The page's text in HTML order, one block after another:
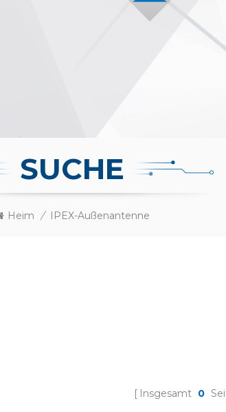
SUCHE
Heim / IPEX-Außenantenne
Insgesamt 0